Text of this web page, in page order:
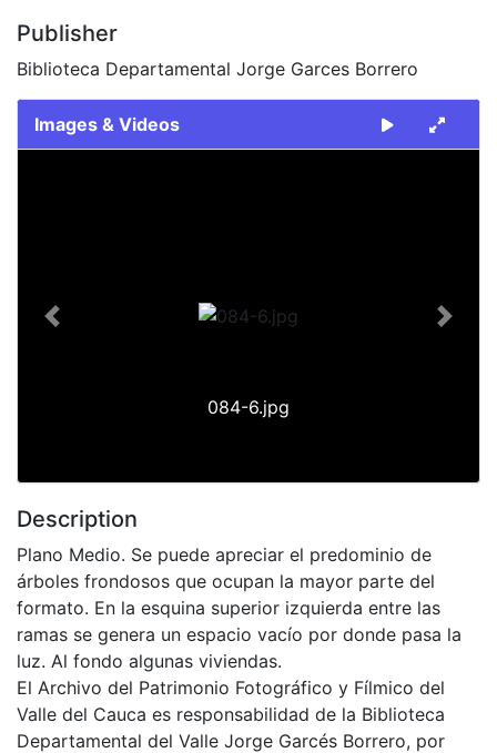
Publisher
Biblioteca Departamental Jorge Garces Borrero
Images & Videos
084-6.jpg
Previous Next
Description
Plano Medio. Se puede apreciar el predominio de
árboles frondosos que ocupan la mayor parte del
formato. En la esquina superior izquierda entre las
ramas se genera un espacio vacío por donde pasa la
luz. Al fondo algunas viviendas.
El Archivo del Patrimonio Fotográfico y Fílmico del
Valle del Cauca es responsabilidad de la Biblioteca
Departamental del Valle Jorge Garcés Borrero, por